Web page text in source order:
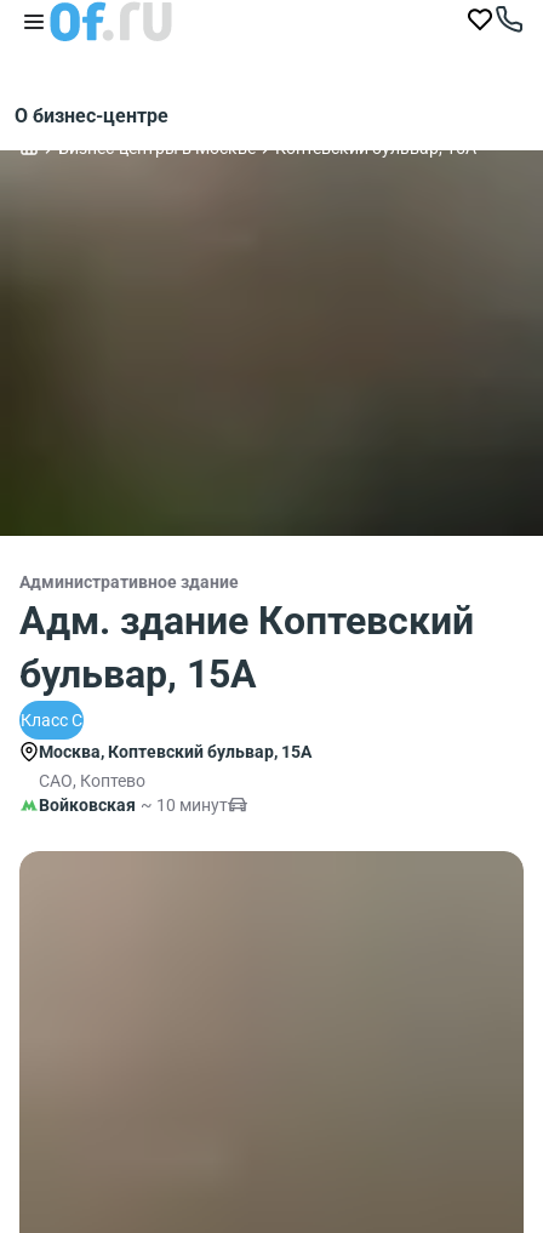
О бизнес-центре
Бизнес-центры в Москве Коптевский бульвар, 15А
Административное здание
Адм. здание Коптевский
бульвар, 15А
Класс C
Москва, Коптевский бульвар, 15А
САО, Коптево
Войковская ~ 10 минут